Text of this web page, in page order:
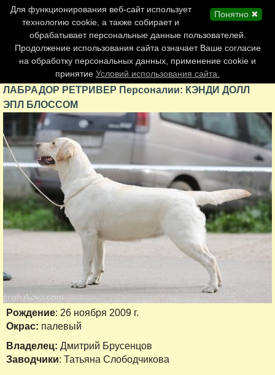
Главная страница
Обновления сайта
Контакты
Персоналии
Форум
ЛАБРАДОР РЕТРИВЕР Персоналии: КЭНДИ ДОЛЛ
ЭПЛ БЛОССОМ
Рождение: 26 ноября 2009 г.
Окрас: палевый
Владелец: Дмитрий Брусенцов
Заводчики: Татьяна Слободчикова
Понятно ✖
Для функционирования веб-сайт использует
технологию cookie, а также собирает и
обрабатывает персональные данные пользователей.
Продолжение использования сайта означает Ваше согласие
на обработку персональных данных, применение cookie и
принятие Условий использования сайта.